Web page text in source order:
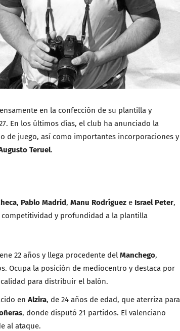
en la confección de su plantilla y
En los últimos días, el club ha anunciado la
de juego, así como importantes incorporaciones y
Teruel.
, Pablo Madrid, Manu Rodríguez e Israel Peter,
y profundidad a la plantilla
22 años y llega procedente del Manchego,
Ocupa la posición de mediocentro y destaca por
para distribuir el balón.
en Alzira, de 24 años de edad, que aterriza para
, donde disputó 21 partidos. El valenciano
al ataque.